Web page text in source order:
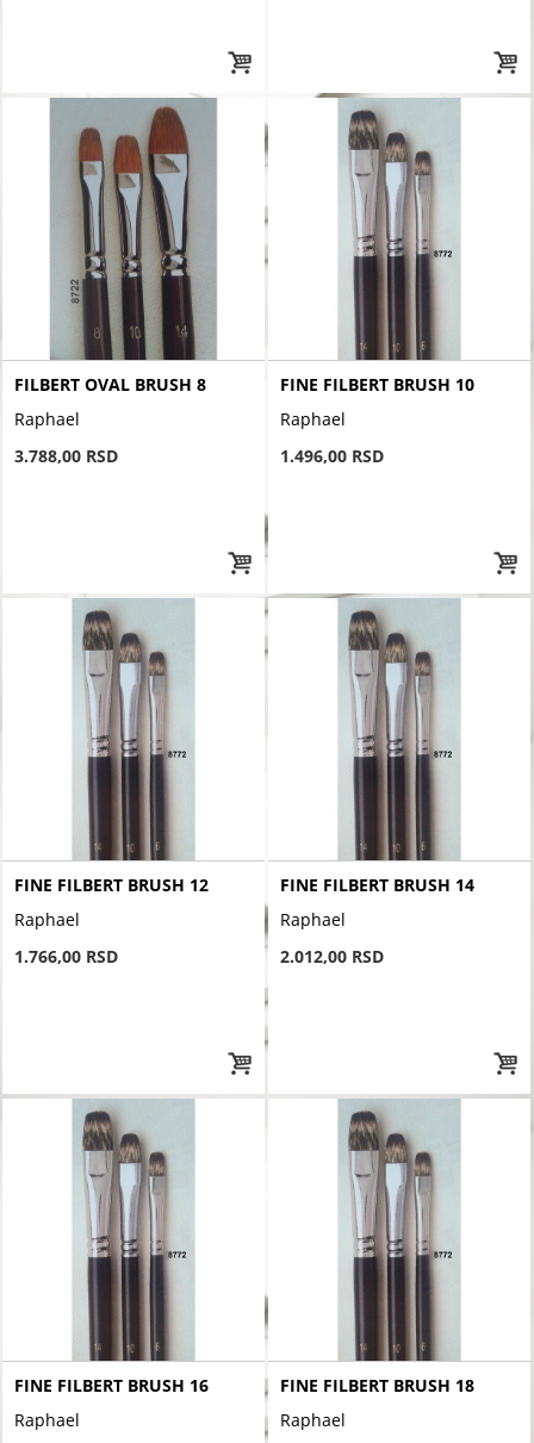
FILBERT OVAL BRUSH 8
Raphael
3.788,00 RSD
FINE FILBERT BRUSH 10
Raphael
1.496,00 RSD
FINE FILBERT BRUSH 12
Raphael
1.766,00 RSD
FINE FILBERT BRUSH 14
Raphael
2.012,00 RSD
FINE FILBERT BRUSH 16
Raphael
FINE FILBERT BRUSH 18
Raphael